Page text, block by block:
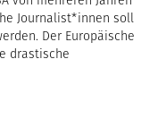
Journalist*innen soll
Der Europäische
drastische